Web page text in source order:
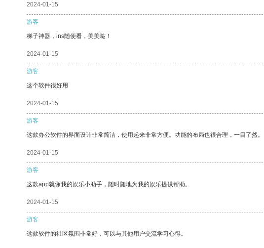
2024-01-15
游客
梯子神器，ins随便看，美美哒！
2024-01-15
游客
这个软件很好用
2024-01-15
游客
这款办公软件的界面设计非常简洁，使用起来非常方便。功能的布局也很合理，一目了然。
2024-01-15
游客
这款app就像我的娱乐小助手，随时随地为我的娱乐提供帮助。
2024-01-15
游客
这款软件的社区氛围非常好，可以与其他用户交流学习心得。